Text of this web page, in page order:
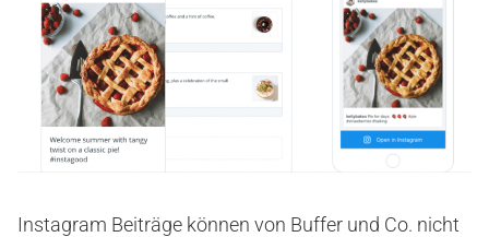
Instagram Beiträge können von Buffer und Co. nicht